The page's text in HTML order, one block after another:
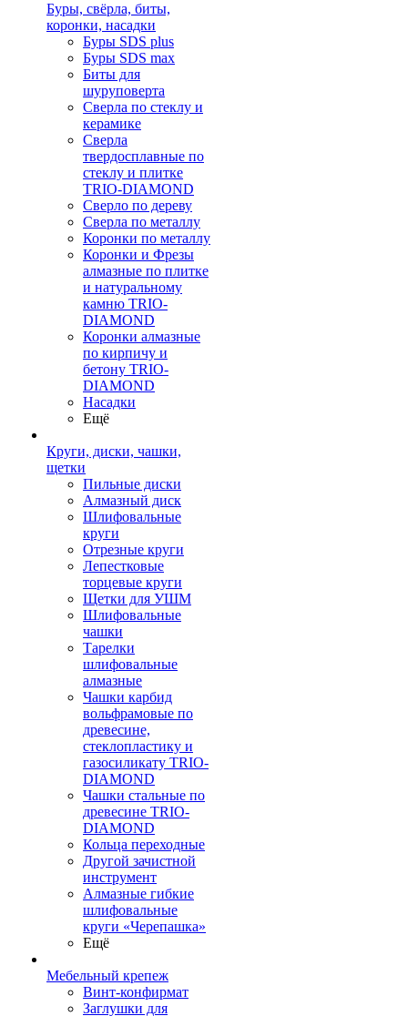
Буры, свёрла, биты,
коронки, насадки
Буры SDS plus
Буры SDS max
Биты для
шуруповерта
Сверла по стеклу и
керамике
Сверла
твердосплавные по
стеклу и плитке
TRIO-DIAMOND
Сверло по дереву
Сверла по металлу
Коронки по металлу
Коронки и Фрезы
алмазные по плитке
и натуральному
камню TRIO-
DIAMOND
Коронки алмазные
по кирпичу и
бетону TRIO-
DIAMOND
Насадки
Ещё
Круги, диски, чашки,
щетки
Пильные диски
Алмазный диск
Шлифовальные
круги
Отрезные круги
Лепестковые
торцевые круги
Щетки для УШМ
Шлифовальные
чашки
Тарелки
шлифовальные
алмазные
Чашки карбид
вольфрамовые по
древесине,
стеклопластику и
газосиликату TRIO-
DIAMOND
Чашки стальные по
древесине TRIO-
DIAMOND
Кольца переходные
Другой зачистной
инструмент
Алмазные гибкие
шлифовальные
круги «Черепашка»
Ещё
Мебельный крепеж
Винт-конфирмат
Заглушки для